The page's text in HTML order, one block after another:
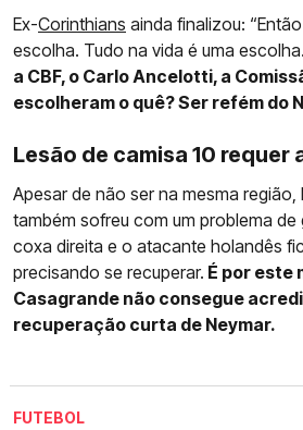
Ex-Corinthians ainda finalizou:
escolha. Tudo na vida é uma escolha.
a CBF, o Carlo Ancelotti, a
escolheram o quê? Ser refém do
Lesão de camisa 10 requer
Apesar de não ser na mesma região,
também sofreu com um problema de
coxa direita e o atacante holandês
precisando se recuperar. É por este
Casagrande não consegue
recuperação curta de Neymar.
FUTEBOL